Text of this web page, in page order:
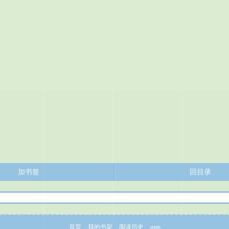
加书签 回目录
首页 我的书架 阅读历史 map